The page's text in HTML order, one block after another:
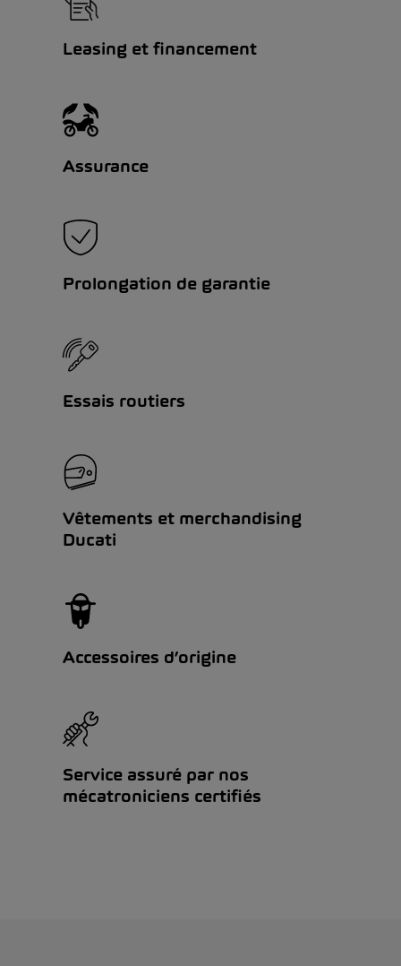
Leasing et financement
Assurance
Prolongation de garantie
Essais routiers
Vêtements et merchandising
Ducati
Accessoires d’origine
Service assuré par nos
mécatroniciens certifiés